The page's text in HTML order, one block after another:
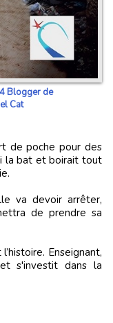
Blogger de
Cat
la bat et boirait tout
va devoir arrêter,
de prendre sa
Enseignant,
s'investit dans la